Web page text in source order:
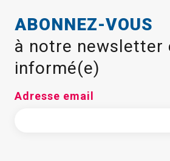
ABONNEZ-VOUS
à notre newsletter
informé(e)
Adresse email